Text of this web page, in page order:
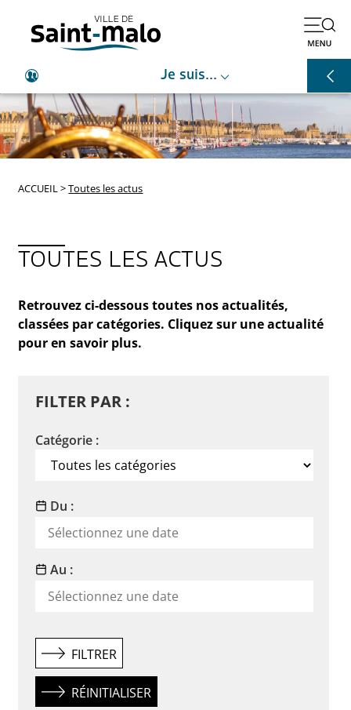
Je suis... ⌵
ACCUEIL>Toutes les actus
TOUTES LES ACTUS
Retrouvez ci-dessous toutes nos actualités,
classées par catégories. Cliquez sur une actualité
pour en savoir plus.
FILTER PAR :
Catégorie :
Du :
Au :
FILTRER
RÉINITIALISER